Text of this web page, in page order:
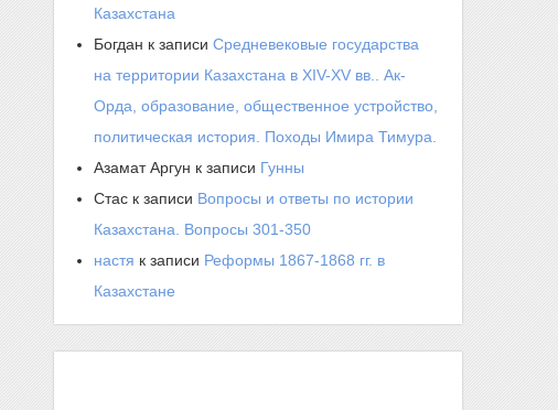
Казахстана
Богдан к записи Средневековые государства
на территории Казахстана в XIV-XV вв.. Ак-
Орда, образование, общественное устройство,
политическая история. Походы Имира Тимура.
Азамат Аргун к записи Гунны
Стас к записи Вопросы и ответы по истории
Казахстана. Вопросы 301-350
настя к записи Реформы 1867-1868 гг. в
Казахстане